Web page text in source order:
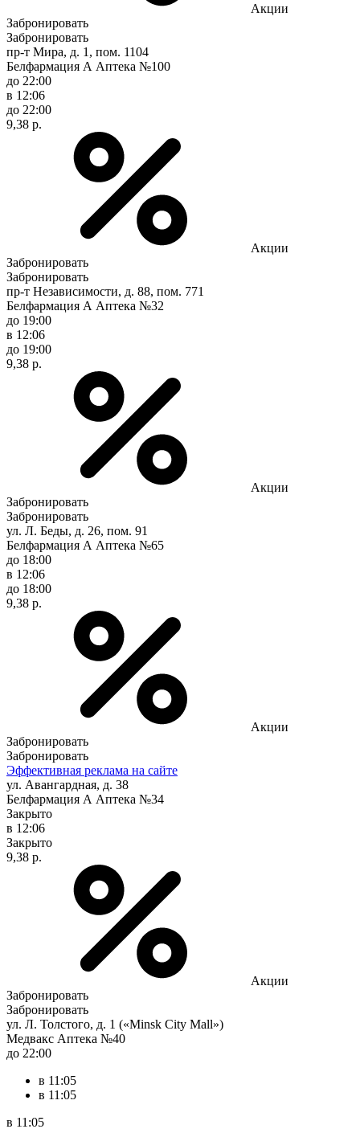
Акции
Забронировать
Забронировать
пр-т Мира, д. 1, пом. 1104
Белфармация А Аптека №100
до 22:00
в 12:06
до 22:00
9,38 р.
Акции
Забронировать
Забронировать
пр-т Независимости, д. 88, пом. 771
Белфармация А Аптека №32
до 19:00
в 12:06
до 19:00
9,38 р.
Акции
Забронировать
Забронировать
ул. Л. Беды, д. 26, пом. 91
Белфармация А Аптека №65
до 18:00
в 12:06
до 18:00
9,38 р.
Акции
Забронировать
Забронировать
Эффективная реклама на сайте
ул. Авангардная, д. 38
Белфармация А Аптека №34
Закрыто
в 12:06
Закрыто
9,38 р.
Акции
Забронировать
Забронировать
ул. Л. Толстого, д. 1 («Minsk City Mall»)
Медвакс Аптека №40
до 22:00
в 11:05
в 11:05
в 11:05